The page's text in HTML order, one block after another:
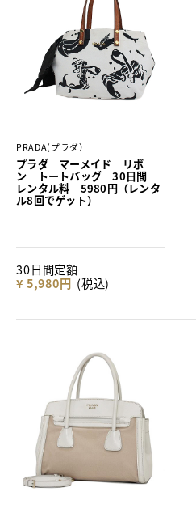
PRADA(プラダ）
プラダ マーメイド リボ
ン トートバッグ 30日間
レンタル料 5980円（レンタ
ル8回でゲット）
30日間定額
¥ 5,980円 (税込)